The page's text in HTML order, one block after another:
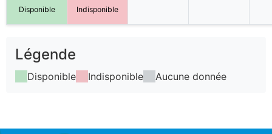
Disponible Indisponible
Légende
Disponible Indisponible Aucune donnée